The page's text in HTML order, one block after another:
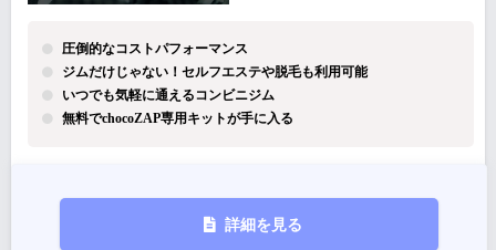
圧倒的なコストパフォーマンス
ジムだけじゃない！セルフエステや脱毛も利用可能
いつでも気軽に通えるコンビニジム
無料でchocoZAP専用キットが手に入る
詳細を見る